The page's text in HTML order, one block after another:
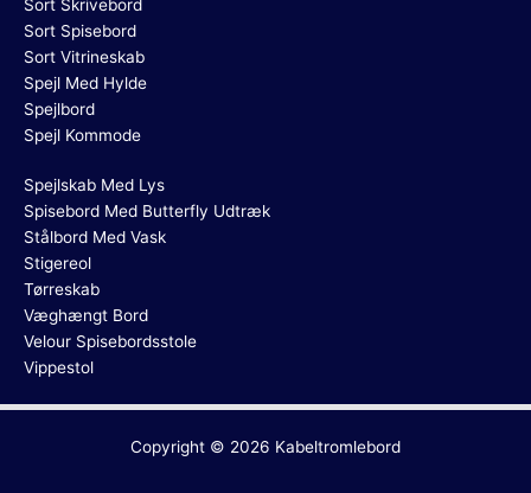
Sort Skrivebord
Sort Spisebord
Sort Vitrineskab
Spejl Med Hylde
Spejlbord
Spejl Kommode
Spejlskab Med Lys
Spisebord Med Butterfly Udtræk
Stålbord Med Vask
Stigereol
Tørreskab
Væghængt Bord
Velour Spisebordsstole
Vippestol
Copyright © 2026 Kabeltromlebord